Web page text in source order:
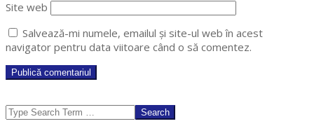
Site web
Salvează-mi numele, emailul și site-ul web în acest
navigator pentru data viitoare când o să comentez.
Search